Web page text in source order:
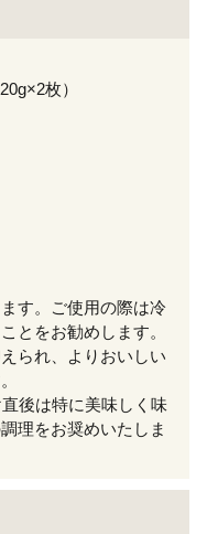
枚）
す。ご使用の際は冷
とをお勧めします。
られ、よりおいしい
後は特に美味しく味
理をお奨めいたしま